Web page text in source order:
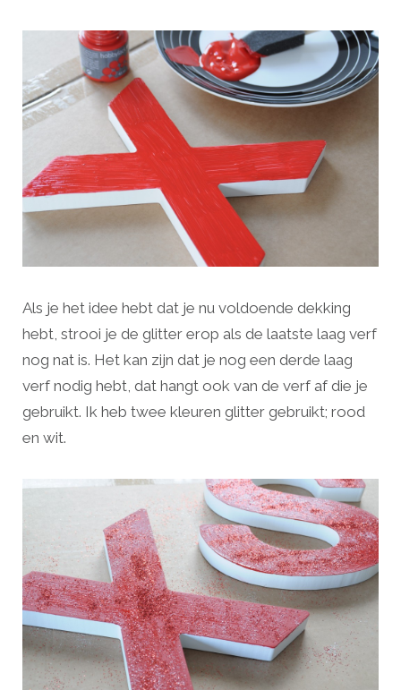
Als je het idee hebt dat je nu voldoende dekking
hebt, strooi je de glitter erop als de laatste laag verf
nog nat is. Het kan zijn dat je nog een derde laag
verf nodig hebt, dat hangt ook van de verf af die je
gebruikt. Ik heb twee kleuren glitter gebruikt; rood
en wit.